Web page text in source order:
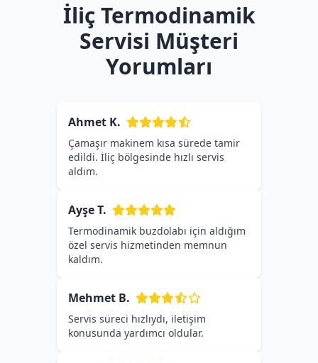
İliç Termodinamik
Servisi Müşteri
Yorumları
Ahmet K.
Çamaşır makinem kısa sürede tamir
edildi. İliç bölgesinde hızlı servis
aldım.
Ayşe T.
Termodinamik buzdolabı için aldığım
özel servis hizmetinden memnun
kaldım.
Mehmet B.
Servis süreci hızlıydı, iletişim
konusunda yardımcı oldular.